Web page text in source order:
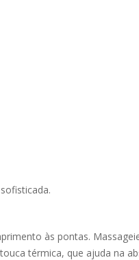
às pontas.
térmica, que ajuda na